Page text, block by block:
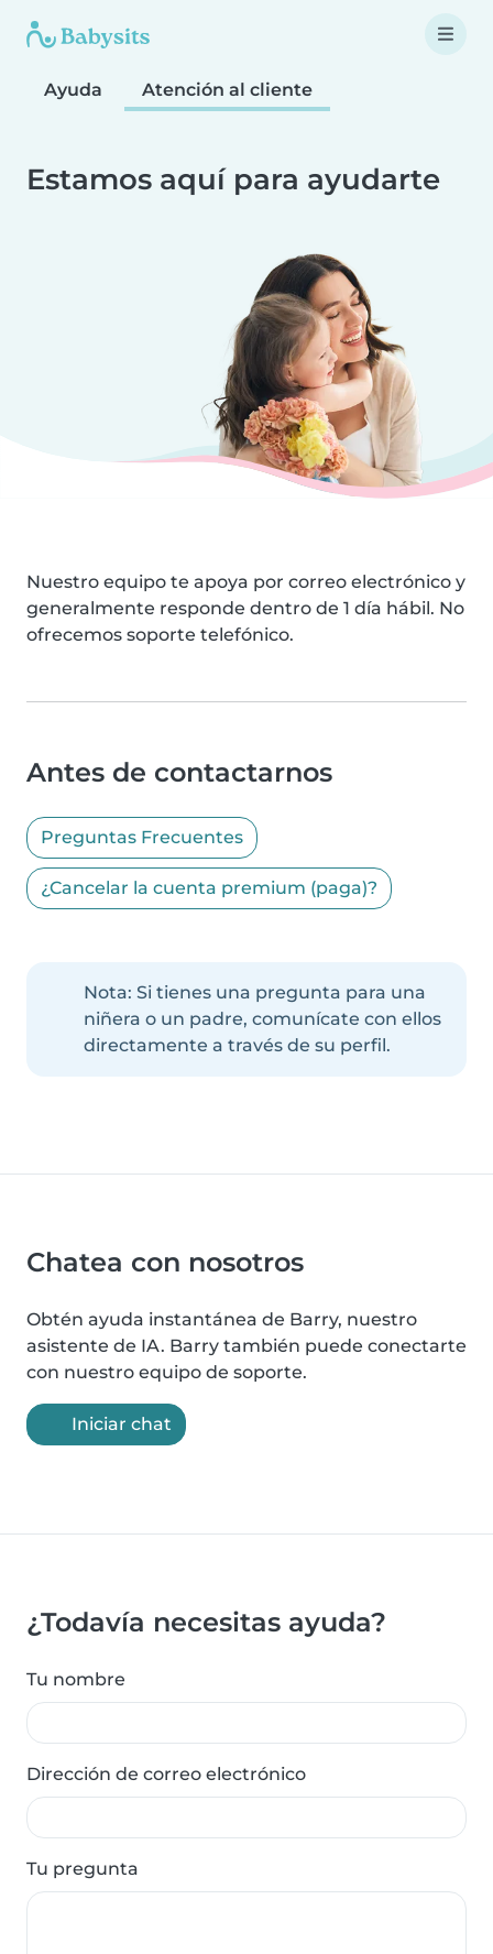
Ayuda Atención al cliente
Estamos aquí para ayudarte
Nuestro equipo te apoya por correo electrónico y
generalmente responde dentro de 1 día hábil. No
ofrecemos soporte telefónico.
Antes de contactarnos
Preguntas Frecuentes
¿Cancelar la cuenta premium (paga)?
Nota: Si tienes una pregunta para una
niñera o un padre, comunícate con ellos
directamente a través de su perfil.
Chatea con nosotros
Obtén ayuda instantánea de Barry, nuestro
asistente de IA. Barry también puede conectarte
con nuestro equipo de soporte.
Iniciar chat
¿Todavía necesitas ayuda?
Tu nombre
Dirección de correo electrónico
Tu pregunta